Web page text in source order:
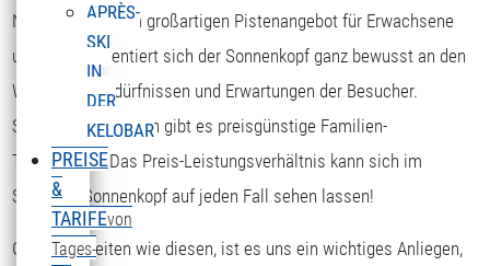
APRÈS-
SKI
IN
DER
KELOBAR
PREISE
&
TARIFEvon
Tages-
Nicht nur mit dem großartigen Pistenangebot für Erwachsene
und Kinder orientiert sich der Sonnenkopf ganz bewusst an den
Wünschen, Bedürfnissen und Erwartungen der Besucher.
Speziell für Familien gibt es preisgünstige Familien-
Tageskarten. Das Preis-Leistungsverhältnis kann sich im
Skigebiet Sonnenkopf auf jeden Fall sehen lassen!
Gerade in Zeiten wie diesen, ist es uns ein wichtiges Anliegen,